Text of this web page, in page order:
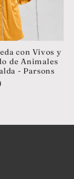
con Vivos y
de Animales
- Parsons